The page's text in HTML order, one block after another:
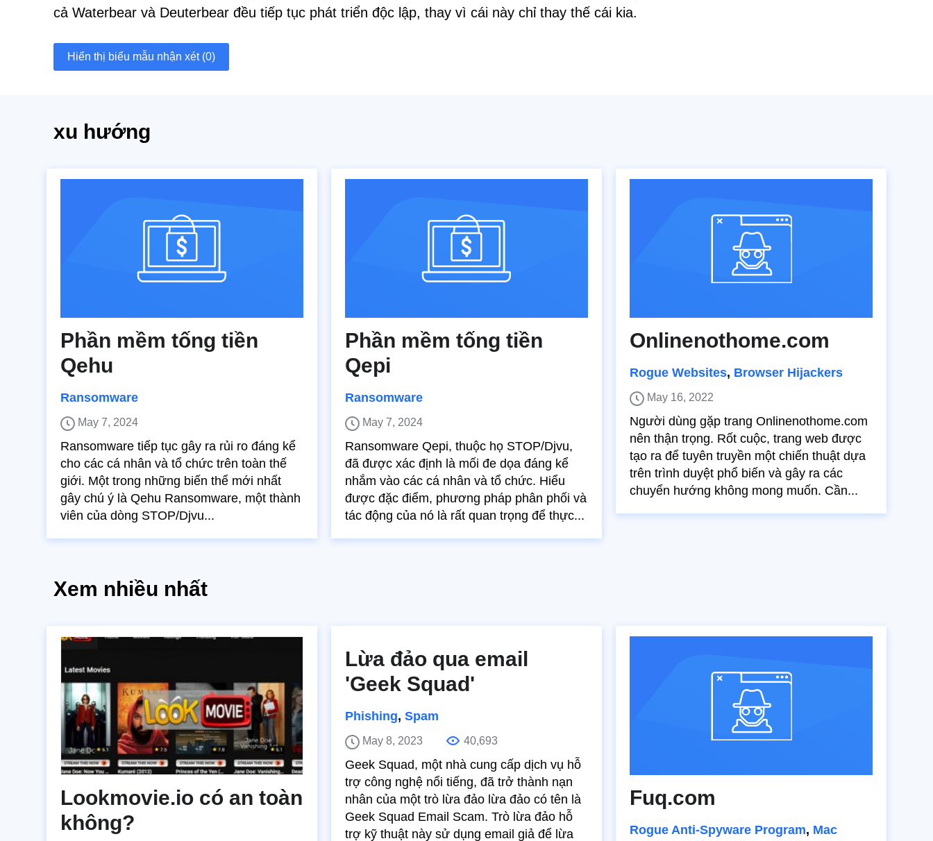
cả Waterbear và Deuterbear đều tiếp tục phát triển độc lập, thay vì cái này chỉ thay thế cái kia.
Hiển thị biểu mẫu nhận xét (0)
xu hướng
Phần mềm tống tiền
Qehu
Ransomware
May 7, 2024
Ransomware tiếp tục gây ra rủi ro đáng kể
cho các cá nhân và tổ chức trên toàn thế
giới. Một trong những biến thể mới nhất
gây chú ý là Qehu Ransomware, một thành
viên của dòng STOP/Djvu...
Phần mềm tống tiền
Qepi
Ransomware
May 7, 2024
Ransomware Qepi, thuộc họ STOP/Djvu,
đã được xác định là mối đe dọa đáng kể
nhắm vào các cá nhân và tổ chức. Hiểu
được đặc điểm, phương pháp phân phối và
tác động của nó là rất quan trọng để thực...
Onlinenothome.com
Rogue Websites, Browser Hijackers
May 16, 2022
Người dùng gặp trang Onlinenothome.com
nên thận trọng. Rốt cuộc, trang web được
tạo ra để tuyên truyền một chiến thuật dựa
trên trình duyệt phổ biến và gây ra các
chuyển hướng không mong muốn. Cần...
Xem nhiều nhất
Lookmovie.io có an toàn
không?
Lừa đảo qua email
'Geek Squad'
Phishing, Spam
May 8, 2023 40,693
Geek Squad, một nhà cung cấp dịch vụ hỗ
trợ công nghệ nổi tiếng, đã trở thành nạn
nhân của một trò lừa đảo lừa đảo có tên là
Geek Squad Email Scam. Trò lừa đảo hỗ
trợ kỹ thuật này sử dụng email giả để lừa
Fuq.com
Rogue Anti-Spyware Program, Mac